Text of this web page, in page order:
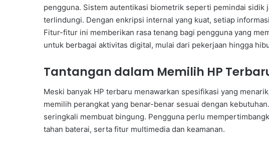
pengguna. Sistem autentikasi biometrik seperti pemindai sidik
terlindungi. Dengan enkripsi internal yang kuat, setiap
Fitur-fitur ini memberikan rasa tenang bagi pengguna yang
untuk berbagai aktivitas digital, mulai dari pekerjaan hingga
Tantangan dalam Memilih HP
Meski banyak HP terbaru menawarkan spesifikasi yang
memilih perangkat yang benar-benar sesuai dengan
seringkali membuat bingung. Pengguna perlu
tahan baterai, serta fitur multimedia dan keamanan.